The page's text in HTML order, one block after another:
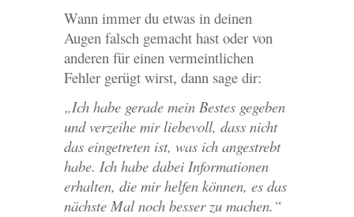
Wann immer du etwas in deinen
Augen falsch gemacht hast oder von
anderen für einen vermeintlichen
Fehler gerügt wirst, dann sage dir:
„Ich habe gerade mein Bestes gegeben
und verzeihe mir liebevoll, dass nicht
das eingetreten ist, was ich angestrebt
habe. Ich habe dabei Informationen
erhalten, die mir helfen können, es das
nächste Mal noch besser zu machen.“